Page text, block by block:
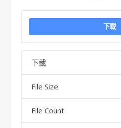
下載
下載
File Size
File Count